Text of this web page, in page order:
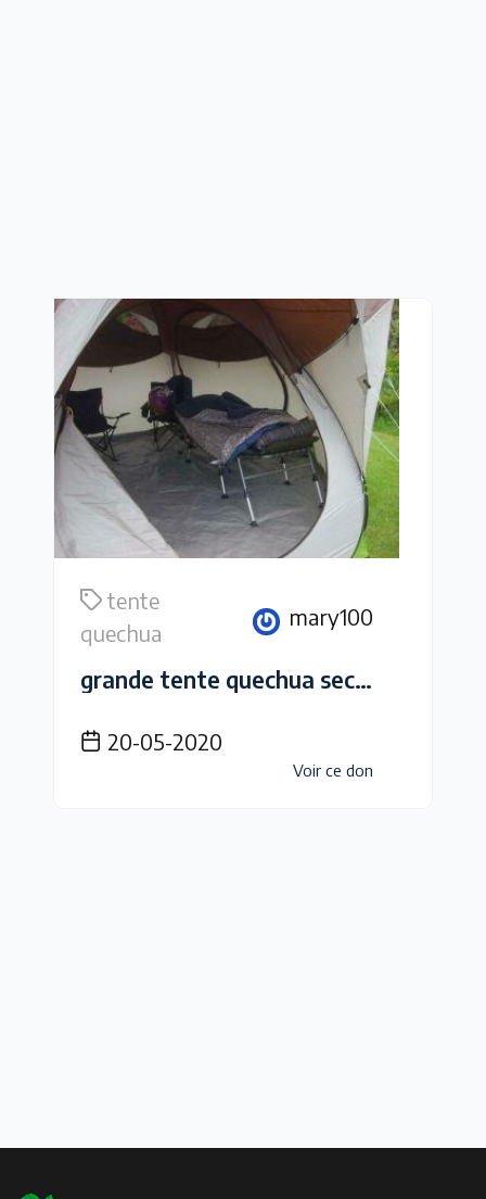
tente
quechua
mary100
grande tente quechua seconds base XL
20-05-2020
Voir ce don